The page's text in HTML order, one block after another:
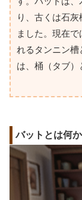
り、古くは石
ました。現在
れるタンニン槽
は、桶（タブ）
バットとは何